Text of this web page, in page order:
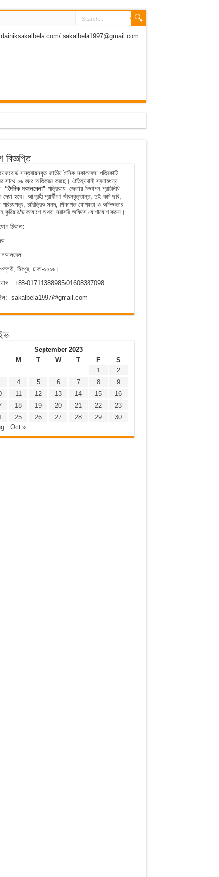
sakalbela1997@gmail.com
বিজ্ঞপ্তি
বাস্তবায়নকৃত জাতীয় দৈনিক সকালবেলা পত্রিকাটি
সাথে ২৬ বছর অতিক্রম করছে। ঐতিহ্যবাহী স্বনামধন্য
“দৈনিক সকালবেলা” পত্রিকায় জেলায় বিজ্ঞাপন প্রতিনিধি
দেয়া হবে। আগ্রহী প্রার্থীগণ জীবনবৃত্তান্ত, দুই কপি ছবি,
পরিচয়পত্র, চারিত্রিক সনদ, শিক্ষাগত যোগ্যতা ও অভিজ্ঞতার
কুরিয়ার/ডাকযোগে অথবা সরাসরি অফিসে যোগাযোগ করুন।
ঠিকানা:
সকালবেলা
মিরপুর, ঢাকা-১২১৬।
+88-01711388985/01608387098
sakalbela1997@gmail.com
September 2023
M T W T F
S
1
2
4 5 6 7 8
9
11 12 13 14 15
16
18 19 20 21 22
23
25 26 27 28 29
30
Oct »